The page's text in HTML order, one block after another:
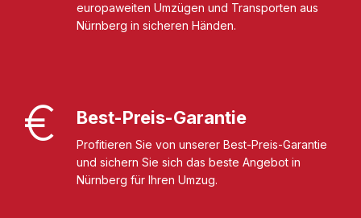
europaweiten Umzügen und Transporten aus
Nürnberg in sicheren Händen.
Best-Preis-Garantie
Profitieren Sie von unserer Best-Preis-Garantie
und sichern Sie sich das beste Angebot in
Nürnberg für Ihren Umzug.